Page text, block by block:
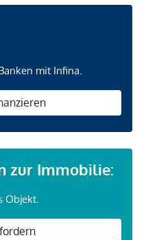
mit Infina.
zur Immobilie:
Objekt.